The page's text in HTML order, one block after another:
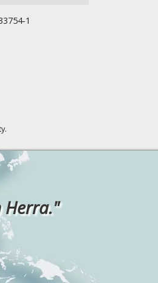
1
Herra."